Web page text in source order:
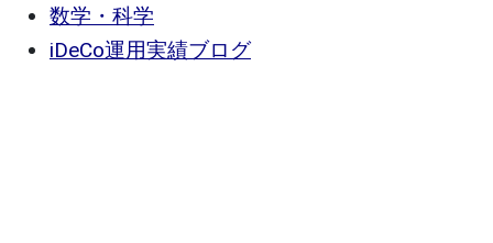
数学・科学
iDeCo運用実績ブログ